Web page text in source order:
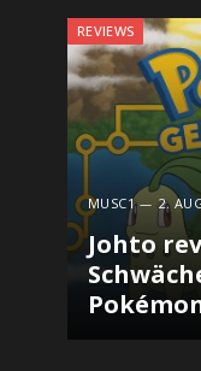
REVIEWS
MUSC1 2.
Johto